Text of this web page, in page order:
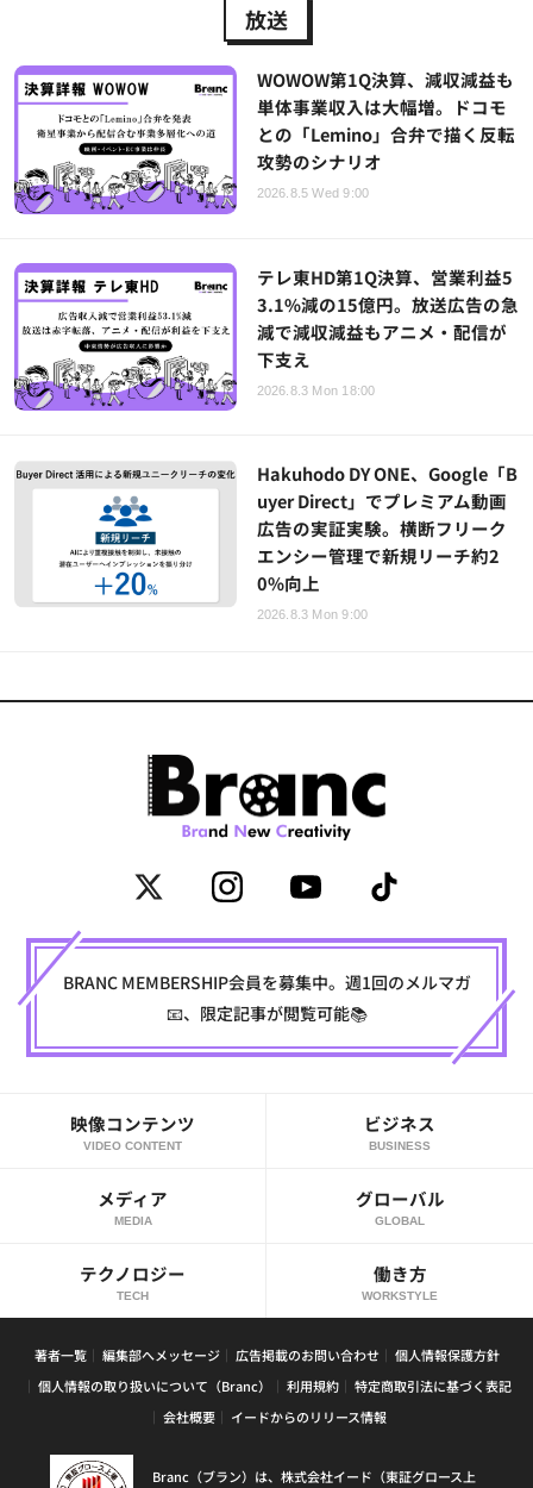
放送
WOWOW第1Q決算、減収減益も
単体事業収入は大幅増。ドコモ
との「Lemino」合弁で描く反転
攻勢のシナリオ
2026.8.5 Wed 9:00
テレ東HD第1Q決算、営業利益5
3.1%減の15億円。放送広告の急
減で減収減益もアニメ・配信が
下支え
2026.8.3 Mon 18:00
Hakuhodo DY ONE、Google「B
uyer Direct」でプレミアム動画
広告の実証実験。横断フリーク
エンシー管理で新規リーチ約2
0%向上
2026.8.3 Mon 9:00
BRANC MEMBERSHIP会員を募集中。週1回のメルマガ
📧、限定記事が閲覧可能📚
映像コンテンツ
VIDEO CONTENT
ビジネス
BUSINESS
メディア
MEDIA
グローバル
GLOBAL
テクノロジー
TECH
働き方
WORKSTYLE
著者一覧 編集部へメッセージ 広告掲載のお問い合わせ
個人情報保護方針
個人情報の取り扱いについて（Branc）
利用規約
特定商取引法に基づく表記
会社概要
イードからのリリース情報
Branc（ブラン）は、株式会社イード（東証グロース上